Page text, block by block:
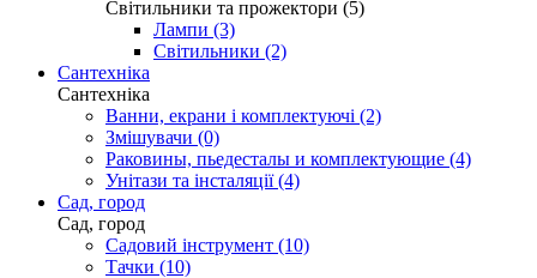
Світильники та прожектори (5)
Лампи (3)
Світильники (2)
Сантехніка
Сантехніка
Ванни, екрани і комплектуючі (2)
Змішувачи (0)
Раковины, пьедесталы и комплектующие (4)
Унітази та інсталяції (4)
Сад, город
Сад, город
Садовий інструмент (10)
Тачки (10)